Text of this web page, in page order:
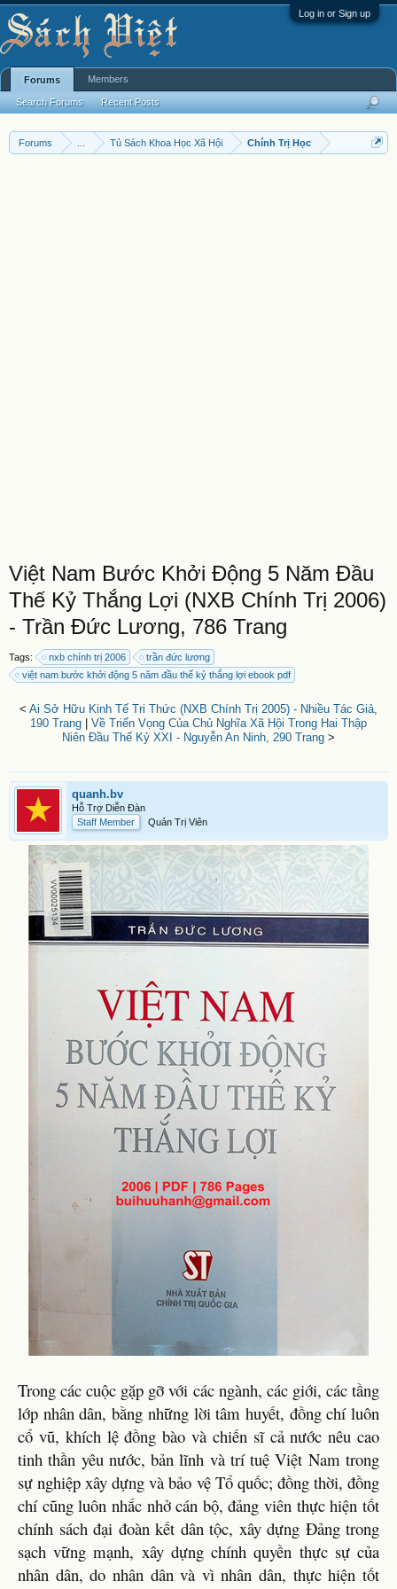
Log in or Sign up
Forums Tủ Sách Khoa Học Xã Hội Chính Trị Học
Việt Nam Bước Khởi Động 5 Năm Đầu
Thế Kỷ Thắng Lợi (NXB Chính Trị 2006)
- Trần Đức Lương, 786 Trang
Tags: nxb chính trị 2006
trần đức lương
việt nam bước khởi động 5 năm đầu thế kỷ thắng lợi ebook pdf
< Ai Sở Hữu Kinh Tế Tri Thức (NXB Chính Trị 2005) - Nhiều Tác Giả,
190 Trang
Về Triển Vọng Của Chủ Nghĩa Xã Hội Trong Hai Thập
Niên Đầu Thế Kỷ XXI - Nguyễn An Ninh, 290 Trang >
quanh.bv
Hỗ Trợ Diễn Đàn
Staff Member
Quản Trị Viên
Trong các cuộc gặp gỡ với các ngành, các giới, các tầng
lớp nhân dân, bằng những lời tâm huyết, đồng chí luôn
cổ vũ, khích lệ đồng bào và chiến sĩ cả nước nêu cao
tinh thần yêu nước, bản lĩnh và trí tuệ Việt Nam trong
sự nghiệp xây dựng và bảo vệ Tổ quốc; đồng thời, đồng
chí cũng luôn nhắc nhở cán bộ, đảng viên thực hiện tốt
chính sách đại đoàn kết dân tộc, xây dựng Đảng trong
sạch vững mạnh, xây dựng chính quyền thực sự của
nhân dân, do nhân dân và vì nhân dân, thực hiện tốt
Forums
Search Forums Recent Posts
Members